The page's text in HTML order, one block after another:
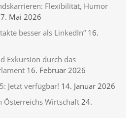
Flexibilität, Humor
7. Mai 2026
besser als LinkedIn“ 16.
Exkursion durch das
16. Februar 2026
Jetzt verfügbar! 14. Januar 2026
Österreichs Wirtschaft 24.